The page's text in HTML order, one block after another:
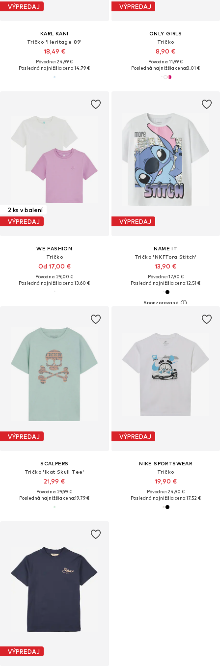
VÝPREDAJ
KARL KANI
Tričko 'Heritage 89'
18,49 €
Pôvodne: 24,99 €
Posledná najnižšia cena:14,79 €
VÝPREDAJ
ONLY GIRLS
Tričko
8,90 €
Pôvodne: 11,99 €
Posledná najnižšia cena:8,01 €
2 ks v balení
VÝPREDAJ
WE FASHION
Tričko
Od 17,00 €
Pôvodne: 29,00 €
Posledná najnižšia cena:13,60 €
VÝPREDAJ
NAME IT
Tričko 'NKFFora Stitch'
13,90 €
Pôvodne: 17,90 €
Posledná najnižšia cena:12,51 €
VÝPREDAJ
SCALPERS
Tričko 'Ikat Skull Tee'
21,99 €
Pôvodne: 29,99 €
Posledná najnižšia cena:19,79 €
VÝPREDAJ
NIKE SPORTSWEAR
Tričko
19,90 €
Pôvodne: 24,90 €
Posledná najnižšia cena:17,52 €
VÝPREDAJ